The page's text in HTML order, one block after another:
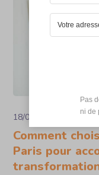
18/07/2026 Sofia
Comment
Paris pour
Pas
ni de